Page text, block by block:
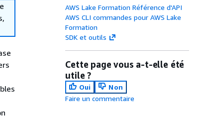
AWS Lake Formation Référence d'API
AWS CLI commandes pour AWS Lake
Formation
SDK et outils
Cette page vous a-t-elle été
utile ?
Oui
Non
Faire un commentaire